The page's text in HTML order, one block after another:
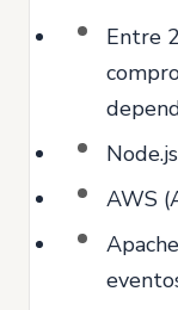
Entre
AWS